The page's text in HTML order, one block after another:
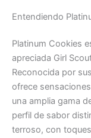
Entendiendo
Platinum Cookies
apreciada Girl
Reconocida por
ofrece
una amplia gama
perfil de sabor
terroso, con